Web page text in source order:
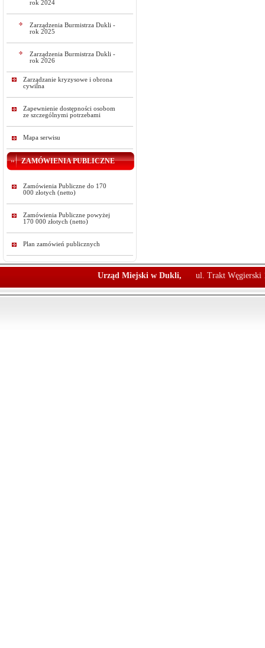
rok 2024
Zarządzenia Burmistrza Dukli -
rok 2025
Zarządzenia Burmistrza Dukli -
rok 2026
Zarządzanie kryzysowe i obrona
cywilna
Zapewnienie dostępności osobom
ze szczególnymi potrzebami
Mapa serwisu
ZAMÓWIENIA PUBLICZNE
Zamówienia Publiczne do 170
000 złotych (netto)
Zamówienia Publiczne powyżej
170 000 złotych (netto)
Plan zamówień publicznych
Urząd Miejski w Dukli, ul. Trakt Węgierski